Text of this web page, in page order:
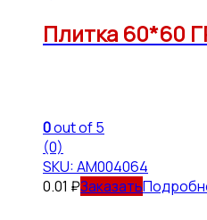
Плитка 60*60
0out of 5
(0)
SKU: АМ004064
0.01 ₽